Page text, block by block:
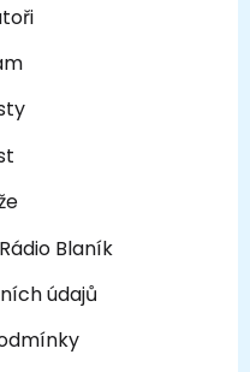
Blaník
údajů